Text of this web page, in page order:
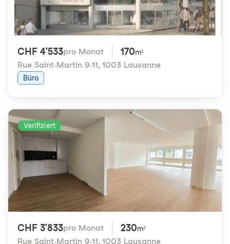
CHF 4'533pro Monat 170m²
Rue Saint-Martin 9-11, 1003 Lausanne
Büro
Verifiziert
CHF 3'833pro Monat 230m²
Rue Saint-Martin 9-11, 1003 Lausanne